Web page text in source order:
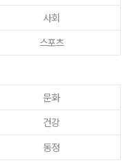
사회
스포츠
문화
건강
동정